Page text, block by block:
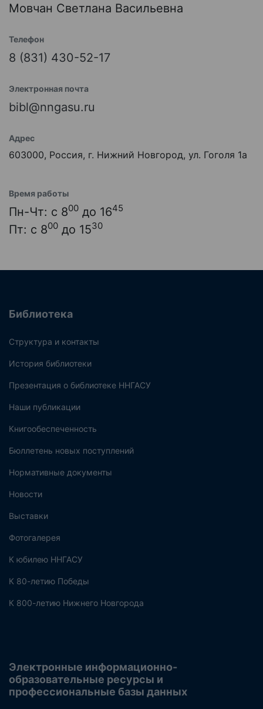
Мовчан Светлана Васильевна
Телефон
8 (831) 430-52-17
Электронная почта
bibl@nngasu.ru
Адрес
603000, Россия, г. Нижний Новгород, ул. Гоголя 1а
Время работы
Пн-Чт: с 800 до 1645
Пт: с 800 до 1530
Библиотека
Структура и контакты
История библиотеки
Презентация о библиотеке ННГАСУ
Наши публикации
Книгообеспеченность
Бюллетень новых поступлений
Нормативные документы
Новости
Выставки
Фотогалерея
К юбилею ННГАСУ
К 80-летию Победы
К 800-летию Нижнего Новгорода
Электронные информационно-
образовательные ресурсы и
профессиональные базы данных